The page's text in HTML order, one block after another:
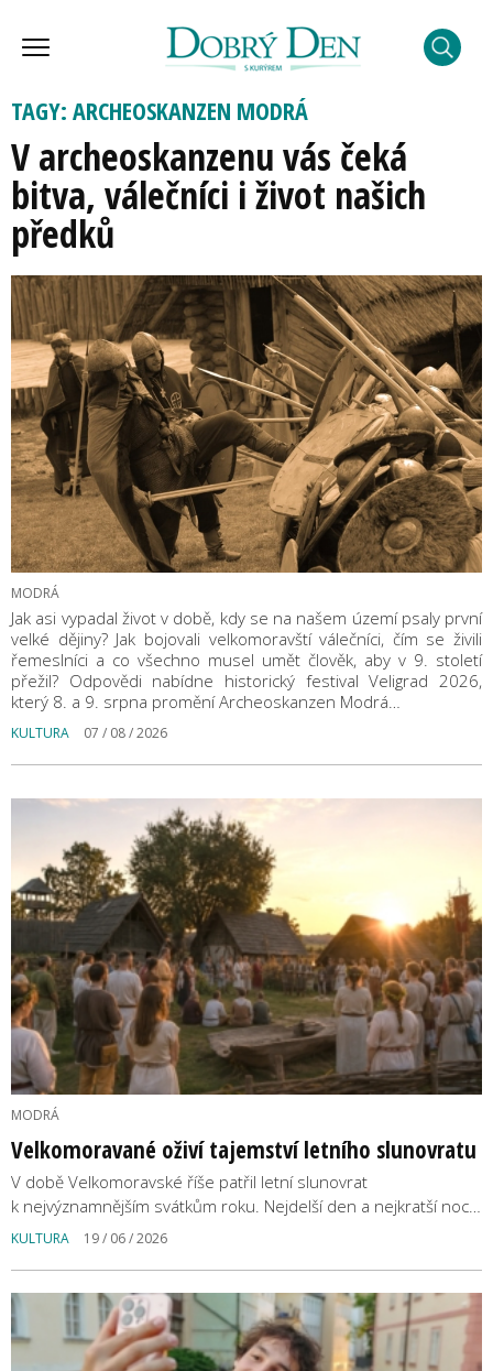
TAGY: ARCHEOSKANZEN MODRÁ
V archeoskanzenu vás čeká
bitva, válečníci i život našich
předků
MODRÁ
Jak asi vypadal život v době, kdy se na našem území psaly první
velké dějiny? Jak bojovali velkomoravští válečníci, čím se živili
řemeslníci a co všechno musel umět člověk, aby v 9. století
přežil? Odpovědi nabídne historický festival Veligrad 2026,
který 8. a 9. srpna promění Archeoskanzen Modrá…
KULTURA 07 / 08 / 2026
MODRÁ
Velkomoravané oživí tajemství letního slunovratu
V době Velkomoravské říše patřil letní slunovrat
k nejvýznamnějším svátkům roku. Nejdelší den a nejkratší noc…
KULTURA 19 / 06 / 2026